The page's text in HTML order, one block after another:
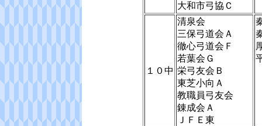
大和市弓協Ｃ
１０中
清泉会
三保弓道会Ａ
徹心弓道会Ｆ
若葉会Ｇ
栄弓友会Ｂ
東芝小向Ａ
教職員弓友会
錬成会Ａ
ＪＦＥ東